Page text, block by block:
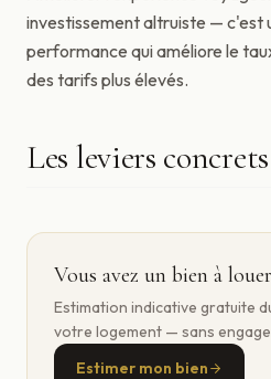
investissement altruiste — c'est
performance qui améliore le
des tarifs plus élevés.
Les leviers concrets
Vous avez un bien à
Estimation indicative gratuite
votre logement — sans
Estimer mon bien